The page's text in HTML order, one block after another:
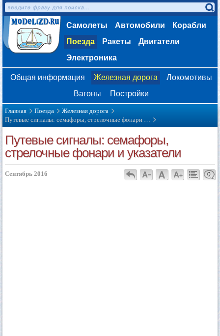
Самолеты Автомобили
Корабли
Поезда
Ракеты
Двигатели
Электроника
Общая информация Железная дорога
Локомотивы
Вагоны
Постройки
Главная Поезда
Железная дорога
Путевые сигналы: семафоры, стрелочные фонари …
Путевые сигналы: семафоры,
стрелочные фонари и указатели
Сентябрь 2016 0